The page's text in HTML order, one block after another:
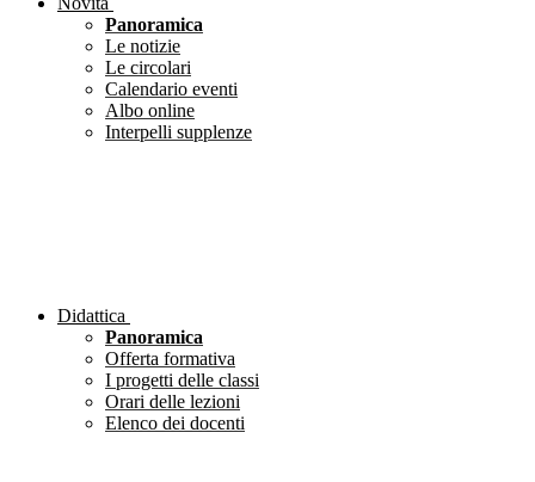
Panoramica
Le notizie
Le circolari
Calendario eventi
Albo online
Interpelli supplenze
Didattica
Panoramica
Offerta formativa
I progetti delle classi
Orari delle lezioni
Elenco dei docenti